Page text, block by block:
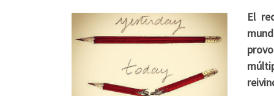
El